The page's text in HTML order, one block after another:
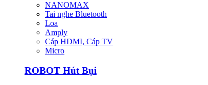
NANOMAX
Tai nghe Bluetooth
Loa
Amply
Cáp HDMI, Cáp TV
Micro
ROBOT Hút Bụi